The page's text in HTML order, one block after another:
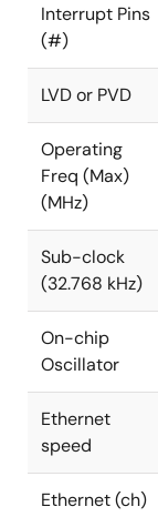
Interrupt Pins
(#)
LVD or PVD
Operating
Freq (Max)
(MHz)
Sub-clock
(32.768 kHz)
On-chip
Oscillator
Ethernet
speed
Ethernet (ch)